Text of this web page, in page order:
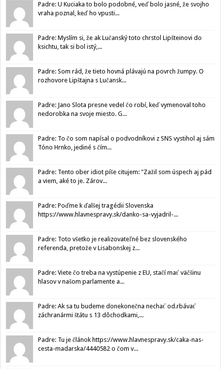
Padre: U Kuciaka to bolo podobné, veď bolo jasné, že svojho
vraha poznal, keď ho vpusti...
Padre: Myslím si, že ak Lučanský toto chrstol Lipšteinovi do
ksichtu, tak si bol istý,...
Padre: Som rád, že tieto hovná plávajú na povrch žumpy. O
rozhovore Lipštajna s Lučansk...
Padre: Jano Slota presne vedel čo robí, keď vymenoval toho
nedorobka na svoje miesto. G...
Padre: To čo som napísal o podvodníkovi z SNS vystihol aj sám
Tóno Hrnko, jediné s čím...
Padre: Tento ober idiot píše citujem: "Zažil som úspech aj pád
a viem, aké to je. Zárov...
Padre: Poďme k ďalšej tragédii Slovenska
https://www.hlavnespravy.sk/danko-sa-vyjadril-...
Padre: Toto všetko je realizovateľné bez slovenského
referenda, pretože v Lisabonskej z...
Padre: Viete čo treba na vystúpenie z EU, stačí mať väčšinu
hlasov v našom parlamente a...
Padre: Ak sa tu budeme donekonečna nechať od.rbávať
záchranármi štátu s 13 dôchodkami,...
Padre: Tu je článok https://www.hlavnespravy.sk/caka-nas-
cesta-madarska/4440582 o čom v...